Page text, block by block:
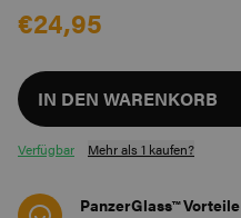
€24,95
IN DEN WARENKORB
Verfügbar Mehr als 1 kaufen?
PanzerGlass™ Vorteile